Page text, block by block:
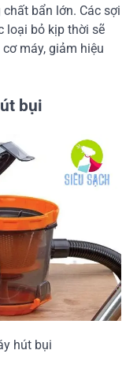
bẩn lớn. Các sợi
loại bỏ kịp thời sẽ
máy, giảm hiệu
bụi
hút bụi